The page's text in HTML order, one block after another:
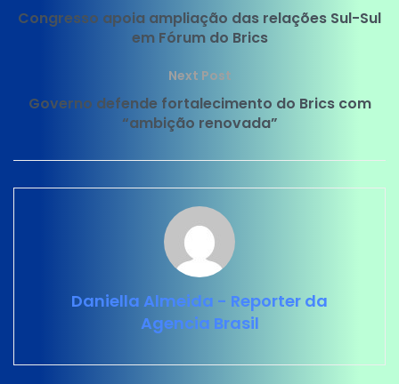
Congresso apoia ampliação das relações Sul-Sul
em Fórum do Brics
Next Post
Governo defende fortalecimento do Brics com
“ambição renovada”
Daniella Almeida - Reporter da
Agencia Brasil